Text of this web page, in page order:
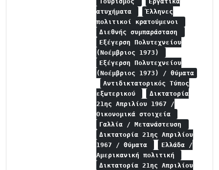
ατυχήματα
Έλληνες
πολιτικοί κρατούμενοι
Διεθνής συμπαράσταση
Εξέγερση Πολυτεχνείου
(Νοέμβριος 1973)
Εξέγερση Πολυτεχνείου
(Νοέμβριος 1973) / θύματα
Αντιδικτατορικός Τύπος
εξωτερικού
Δικτατορία
21ης Απριλίου 1967 /
Οικονομικά στοιχεία
Γαλλία / Μετανάστευση
Δικτατορία 21ης Απριλίου
1967 / Θύματα
Ελλάδα /
Αμερικανική πολιτική
Δικτατορία 21ης Απριλίου